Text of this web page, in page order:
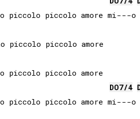
DO7/4
piccolo piccolo amore mi---o